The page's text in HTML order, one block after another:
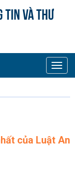
tin và Thư
Toggle
của Luật An